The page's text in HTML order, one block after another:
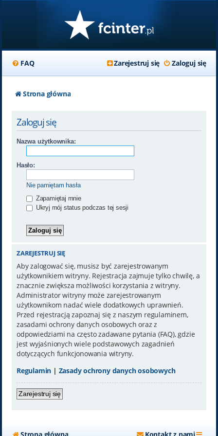
FAQ Zaloguj się
Zarejestruj się
Strona główna
Zaloguj się
Nazwa użytkownika:
Hasło:
Nie pamiętam hasła
Zapamiętaj mnie
Ukryj mój status podczas tej sesji
ZAREJESTRUJ SIĘ
Aby zalogować się, musisz być zarejestrowanym
użytkownikiem witryny. Rejestracja zajmuje tylko chwilę, a
znacznie zwiększa możliwości korzystania z witryny.
Administrator witryny może zarejestrowanym
użytkownikom nadać wiele dodatkowych uprawnień.
Przed rejestracją zapoznaj się z naszym regulaminem,
zasadami ochrony danych osobowych oraz z
odpowiedziami na często zadawane pytania (FAQ), gdzie
jest wyjaśnionych wiele podstawowych zagadnień
dotyczących funkcjonowania witryny.
Regulamin | Zasady ochrony danych osobowych
Zarejestruj się
Strona główna Kontakt z nami